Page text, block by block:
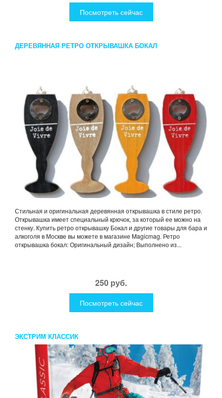
Посмотреть сейчас
ДЕРЕВЯННАЯ РЕТРО ОТКРЫВАШКА БОКАЛ
Стильная и оригинальная деревянная открывашка в стиле ретро.
Открывашка имеет специальный крючок, за который ее можно на
стенку. Купить ретро открывашку Бокал и другие товары для бара и
алкоголя в Москве вы можете в магазине Magicmag. Ретро
открывашка бокал: Оригинальный дизайн; Выполнено из...
250 руб.
Посмотреть сейчас
ЭКСТРИМ КЛАССИК